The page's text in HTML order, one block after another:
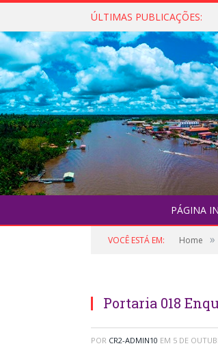
ÚLTIMAS PUBLICAÇÕES:
PÁGINA
VOCÊ ESTÁ EM: Home »
Portaria 018
POR CR2-ADMIN10 EM 5 DE